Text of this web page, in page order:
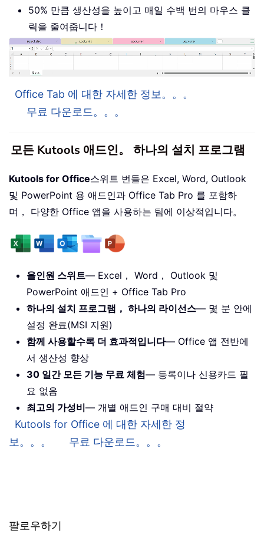
50% 만큼 생산성을 높이고 매일 수백 번의 마우스 클
릭을 줄여줍니다！
Office Tab 에 대한 자세한 정보。。。
무료 다운로드。。。
모든 Kutools 애드인。 하나의 설치 프로그램
Kutools for Office스위트 번들은 Excel, Word, Outlook
및 PowerPoint 용 애드인과 Office Tab Pro 를 포함하
며， 다양한 Office 앱을 사용하는 팀에 이상적입니다。
올인원 스위트— Excel， Word， Outlook 및
PowerPoint 애드인 + Office Tab Pro
하나의 설치 프로그램， 하나의 라이선스— 몇 분 안에
설정 완료(MSI 지원)
함께 사용할수록 더 효과적입니다— Office 앱 전반에
서 생산성 향상
30 일간 모든 기능 무료 체험— 등록이나 신용카드 필
요 없음
최고의 가성비— 개별 애드인 구매 대비 절약
Kutools for Office 에 대한 자세한 정
보。。。
무료 다운로드。。。
팔로우하기